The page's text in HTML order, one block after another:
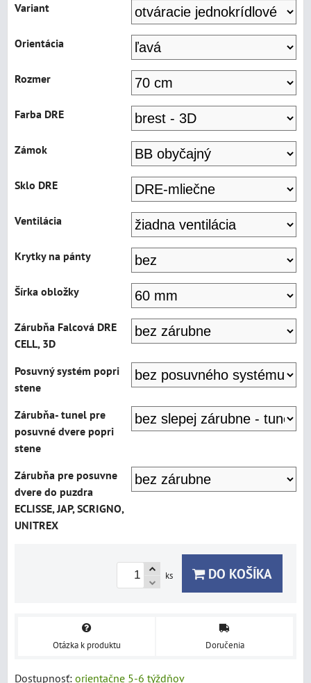
Variant
Orientácia
Rozmer
Farba DRE
Zámok
Sklo DRE
Ventilácia
Krytky na pánty
Šírka obložky
Zárubňa Falcová DRE
CELL, 3D
Posuvný systém popri
stene
Zárubňa- tunel pre
posuvné dvere popri
stene
Zárubňa pre posuvne
dvere do puzdra
ECLISSE, JAP, SCRIGNO,
UNITREX
ks DO KOŠÍKA
Otázka k produktu Doručenia
Dostupnosť: orientačne 5-6 týždňov